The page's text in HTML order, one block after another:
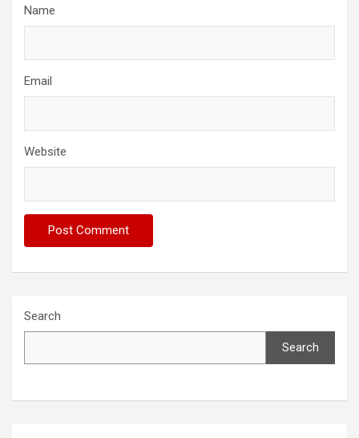
Name
Email
Website
Search
Search